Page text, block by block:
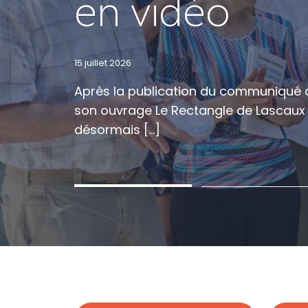
en vidéo
15 juillet 2026
Après la publication du communiqué
son ouvrage Le Rectangle de
désormais […]
Constance
7 juillet 2026
Audacia annonce la nomination de
Capital Développement, où elle sera
[…]
Bourrienne
3 juillet 2026
Le Prix Bourrienne 2026 distingue
Lascaux, publié aux éditions Odile
[…]